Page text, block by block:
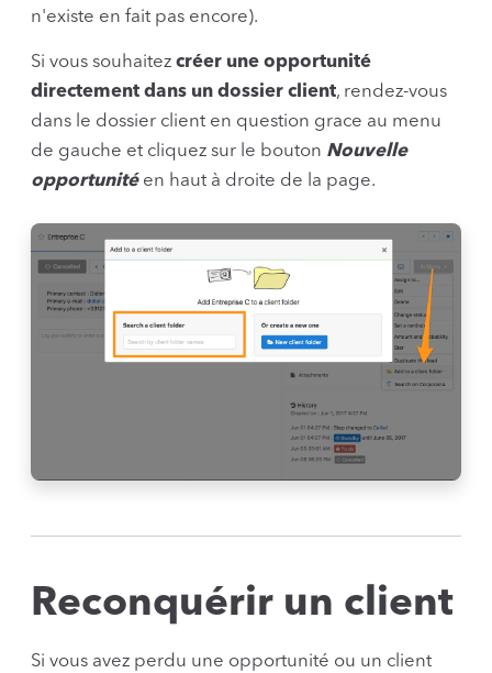
n'existe en fait pas encore).
Si vous souhaitez créer une opportunité
directement dans un dossier client, rendez-vous
dans le dossier client en question grace au menu
de gauche et cliquez sur le bouton Nouvelle
opportunitéen haut à droite de la page.
Reconquérir un client
Si vous avez perdu une opportunité ou un client